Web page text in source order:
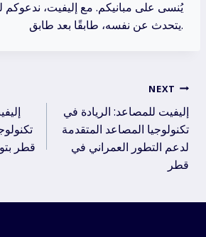
يُنسى على مبانيكم. مع إليفيت، ندعوكم
يتحدث عن نفسه، طابقًا بعد طابق.
قطر
NEXT
إليفيت للمصاعد: الريادة في
تكنولوجيا المصاعد المتقدمة
لدعم التطور العمراني في
قطر